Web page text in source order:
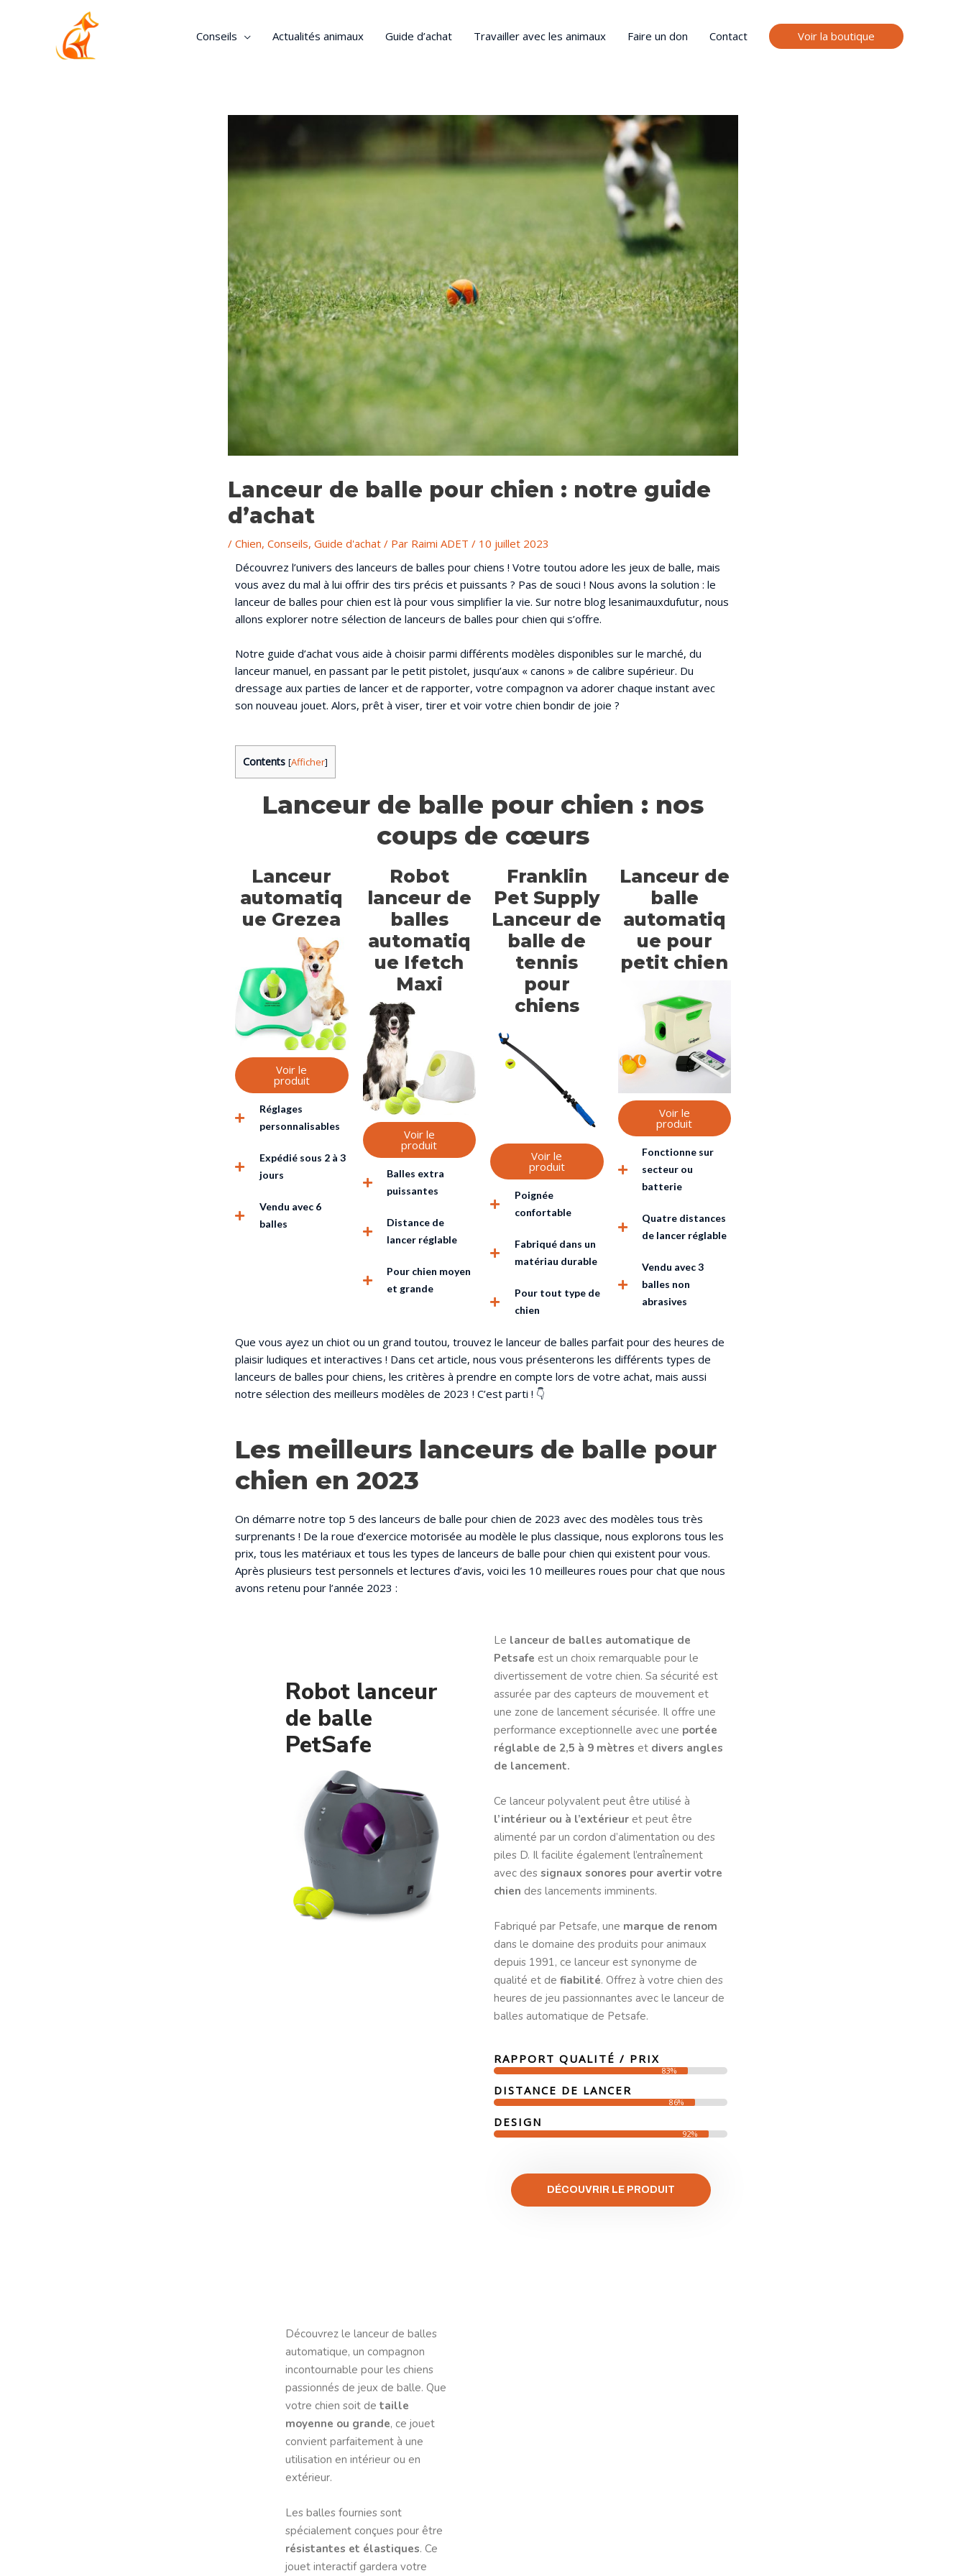
Conseils Actualités animaux Guide d’achat Travailler avec les animaux Faire un don Contact Voir la boutique
Lanceur de balle pour chien : notre guide
d’achat
/ Chien, Conseils, Guide d'achat / Par Raimi ADET / 10 juillet 2023
Découvrez l’univers des lanceurs de balles pour chiens ! Votre toutou adore les jeux de balle, mais
vous avez du mal à lui offrir des tirs précis et puissants ? Pas de souci ! Nous avons la solution : le
lanceur de balles pour chien est là pour vous simplifier la vie. Sur notre blog lesanimauxdufutur, nous
allons explorer notre sélection de lanceurs de balles pour chien qui s’offre.
Notre guide d’achat vous aide à choisir parmi différents modèles disponibles sur le marché, du
lanceur manuel, en passant par le petit pistolet, jusqu’aux « canons » de calibre supérieur. Du
dressage aux parties de lancer et de rapporter, votre compagnon va adorer chaque instant avec
son nouveau jouet. Alors, prêt à viser, tirer et voir votre chien bondir de joie ?
Contents [Afficher]
Lanceur de balle pour chien : nos
coups de cœurs
Lanceur
automatiq
ue Grezea
Voir le
produit
Réglages
personnalisables
Expédié sous 2 à 3
jours
Vendu avec 6
balles
Robot
lanceur de
balles
automatiq
ue Ifetch
Maxi
Voir le
produit
Balles extra
puissantes
Distance de
lancer réglable
Pour chien moyen
et grande
Franklin
Pet Supply
Lanceur de
balle de
tennis
pour
chiens
Voir le
produit
Poignée
confortable
Fabriqué dans un
matériau durable
Pour tout type de
chien
Lanceur de
balle
automatiq
ue pour
petit chien
Voir le
produit
Fonctionne sur
secteur ou
batterie
Quatre distances
de lancer réglable
Vendu avec 3
balles non
abrasives
Que vous ayez un chiot ou un grand toutou, trouvez le lanceur de balles parfait pour des heures de
plaisir ludiques et interactives ! Dans cet article, nous vous présenterons les différents types de
lanceurs de balles pour chiens, les critères à prendre en compte lors de votre achat, mais aussi
notre sélection des meilleurs modèles de 2023 ! C’est parti ! 👇
Les meilleurs lanceurs de balle pour
chien en 2023
On démarre notre top 5 des lanceurs de balle pour chien de 2023 avec des modèles tous très
surprenants ! De la roue d’exercice motorisée au modèle le plus classique, nous explorons tous les
prix, tous les matériaux et tous les types de lanceurs de balle pour chien qui existent pour vous.
Après plusieurs test personnels et lectures d’avis, voici les 10 meilleures roues pour chat que nous
avons retenu pour l’année 2023 :
Robot lanceur
de balle
PetSafe
Le lanceur de balles automatique de
Petsafe est un choix remarquable pour le
divertissement de votre chien. Sa sécurité est
assurée par des capteurs de mouvement et
une zone de lancement sécurisée. Il offre une
performance exceptionnelle avec une portée
réglable de 2,5 à 9 mètres et divers angles
de lancement.
Ce lanceur polyvalent peut être utilisé à
l’intérieur ou à l’extérieur et peut être
alimenté par un cordon d’alimentation ou des
piles D. Il facilite également l’entraînement
avec des signaux sonores pour avertir votre
chien des lancements imminents.
Fabriqué par Petsafe, une marque de renom
dans le domaine des produits pour animaux
depuis 1991, ce lanceur est synonyme de
qualité et de fiabilité. Offrez à votre chien des
heures de jeu passionnantes avec le lanceur de
balles automatique de Petsafe.
RAPPORT QUALITÉ / PRIX
83%
DISTANCE DE LANCER
86%
DESIGN
92%
DÉCOUVRIR LE PRODUIT
Découvrez le lanceur de balles
automatique, un compagnon
incontournable pour les chiens
passionnés de jeux de balle. Que
votre chien soit de taille
moyenne ou grande, ce jouet
convient parfaitement à une
utilisation en intérieur ou en
extérieur.
Les balles fournies sont
spécialement conçues pour être
résistantes et élastiques. Ce
jouet interactif gardera votre